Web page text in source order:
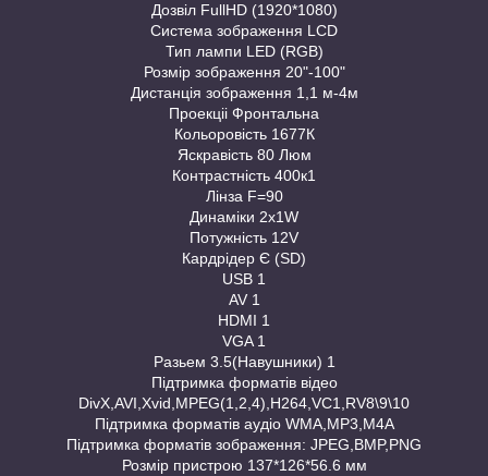
Дозвіл FullHD (1920*1080)
Система зображення LCD
Тип лампи LED (RGB)
Розмір зображення 20"-100"
Дистанція зображення 1,1 м-4м
Проекціі Фронтальна
Кольоровість 1677К
Яскравість 80 Люм
Контрастність 400к1
Лінза F=90
Динаміки 2х1W
Потужність 12V
Кардрідер Є (SD)
USB 1
AV 1
HDMI 1
VGA 1
Разьем 3.5(Навушники) 1
Підтримка форматів відео
DivX,AVI,Xvid,MPEG(1,2,4),H264,VC1,RV8\9\10
Підтримка форматів аудіо WMA,MP3,M4A
Підтримка форматів зображення: JPEG,BMP,PNG
Розмір пристрою 137*126*56.6 мм